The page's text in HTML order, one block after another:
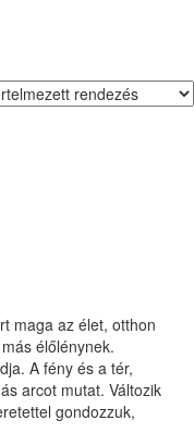
maga az élet, otthon
élőlénynek.
A fény és a tér,
arcot mutat. Változik
gondozzuk,